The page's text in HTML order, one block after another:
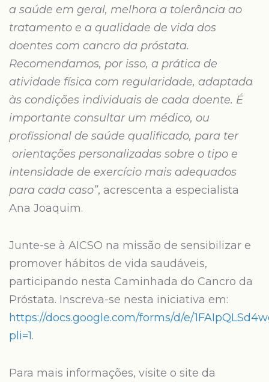
a saúde em geral, melhora a tolerância ao
tratamento e a qualidade de vida dos
doentes com cancro da próstata.
Recomendamos, por isso, a prática de
atividade física com regularidade, adaptada
às condições individuais de cada doente. É
importante consultar um médico, ou
profissional de saúde qualificado, para ter
orientações personalizadas sobre o tipo e
intensidade de exercício mais adequados
para cada caso”, acrescenta a especialista
Ana Joaquim.
Junte-se à AICSO na missão de sensibilizar e
promover hábitos de vida saudáveis,
participando nesta Caminhada do Cancro da
Próstata. Inscreva-se nesta iniciativa em:
https://docs.google.com/forms/d/e/
pli=1.
Para mais informações, visite o site da